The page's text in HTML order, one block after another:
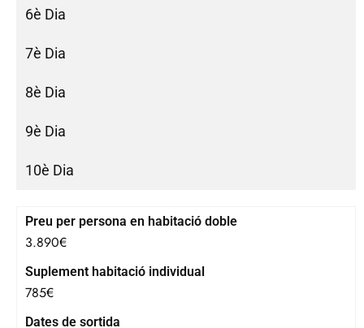
6è Dia
7è Dia
8è Dia
9è Dia
10è Dia
Preu per persona en habitació doble
3.890€
Suplement habitació individual
785€
Dates de sortida